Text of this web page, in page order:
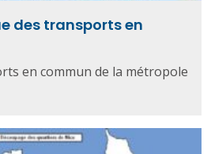
des transports en
en commun de la métropole